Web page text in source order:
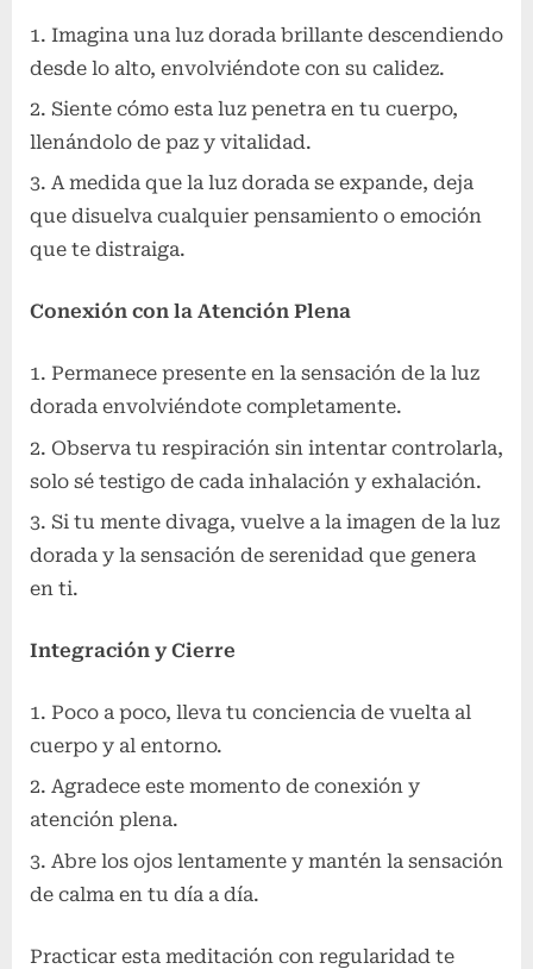
Imagina una luz dorada brillante descendiendo
desde lo alto, envolviéndote con su calidez.
Siente cómo esta luz penetra en tu cuerpo,
llenándolo de paz y vitalidad.
A medida que la luz dorada se expande, deja
que disuelva cualquier pensamiento o emoción
que te distraiga.
Conexión con la Atención Plena
Permanece presente en la sensación de la luz
dorada envolviéndote completamente.
Observa tu respiración sin intentar controlarla,
solo sé testigo de cada inhalación y exhalación.
Si tu mente divaga, vuelve a la imagen de la luz
dorada y la sensación de serenidad que genera
en ti.
Integración y Cierre
Poco a poco, lleva tu conciencia de vuelta al
cuerpo y al entorno.
Agradece este momento de conexión y
atención plena.
Abre los ojos lentamente y mantén la sensación
de calma en tu día a día.
Practicar esta meditación con regularidad te